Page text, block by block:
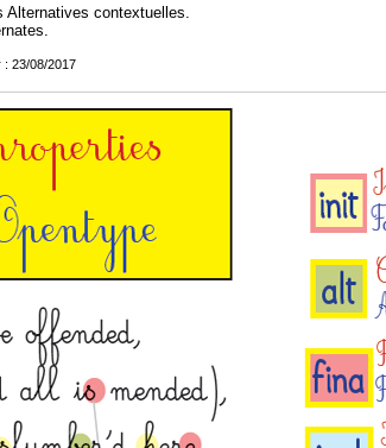
Alternatives contextuelles.
: 23/08/2017